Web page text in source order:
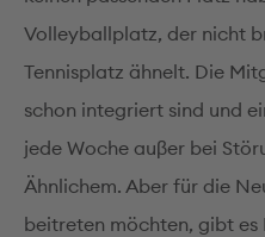
Volleyballplatz, der nicht
Tennisplatz ähnelt. Die
schon integriert sind und
jede Woche auβer bei
Ähnlichem. Aber für die
beitreten möchten, gibt es